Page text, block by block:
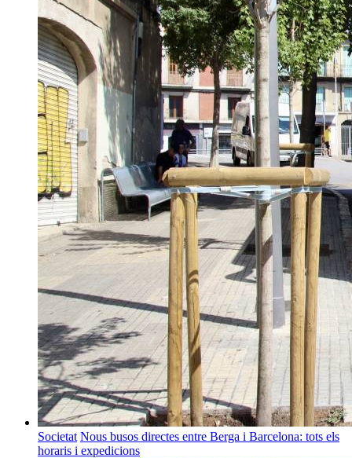
Societat Nous busos directes entre Berga i Barcelona: tots els
horaris i expedicions